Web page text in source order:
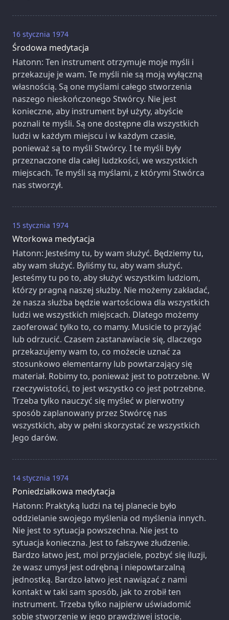
16 stycznia 1974
Środowa medytacja
Hatonn: Ten instrument otrzymuje moje myśli i
przekazuje je wam. Te myśli nie są moją wyłączną
własnością. Są one myślami całego stworzenia
naszego nieskończonego Stwórcy. Nie jest
konieczne, aby instrument był użyty, abyście
poznali te myśli. Są one dostępne dla wszystkich
ludzi w każdym miejscu i w każdym czasie,
ponieważ są to myśli Stwórcy. I te myśli były
przeznaczone dla całej ludzkości, we wszystkich
miejscach. Te myśli są myślami, z którymi Stwórca
nas stworzył.
15 stycznia 1974
Wtorkowa medytacja
Hatonn: Jesteśmy tu, by wam służyć. Będziemy tu,
aby wam służyć. Byliśmy tu, aby wam służyć.
Jesteśmy tu po to, aby służyć wszystkim ludziom,
którzy pragną naszej służby. Nie możemy zakładać,
że nasza służba będzie wartościowa dla wszystkich
ludzi we wszystkich miejscach. Dlatego możemy
zaoferować tylko to, co mamy. Musicie to przyjąć
lub odrzucić. Czasem zastanawiacie się, dlaczego
przekazujemy wam to, co możecie uznać za
stosunkowo elementarny lub powtarzający się
materiał. Robimy to, ponieważ jest to potrzebne. W
rzeczywistości, to jest wszystko co jest potrzebne.
Trzeba tylko nauczyć się myśleć w pierwotny
sposób zaplanowany przez Stwórcę nas
wszystkich, aby w pełni skorzystać ze wszystkich
Jego darów.
14 stycznia 1974
Poniedziałkowa medytacja
Hatonn: Praktyką ludzi na tej planecie było
oddzielanie swojego myślenia od myślenia innych.
Nie jest to sytuacja powszechna. Nie jest to
sytuacja konieczna. Jest to fałszywe złudzenie.
Bardzo łatwo jest, moi przyjaciele, pozbyć się iluzji,
że wasz umysł jest odrębną i niepowtarzalną
jednostką. Bardzo łatwo jest nawiązać z nami
kontakt w taki sam sposób, jak to zrobił ten
instrument. Trzeba tylko najpierw uświadomić
sobie stworzenie w jego prawdziwej istocie.